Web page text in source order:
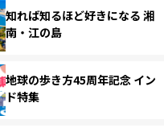
知れば知るほど好きになる 湘
南・江の島
地球の歩き方45周年記念 イン
ド特集